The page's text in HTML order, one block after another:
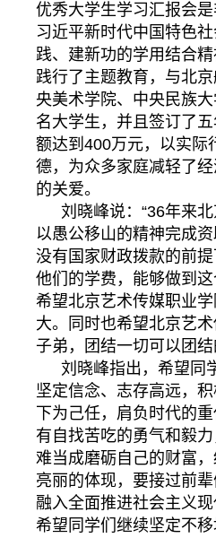
优秀大学生学习汇报会
习近平新时代中国特色
践、建新功的学用结合
践行了主题教育，与北
央美术学院、中央民族
名大学生，并且签订了
额达到400万元，以实际
德，为众多家庭减轻了
的关爱。
刘晓峰说：“36年来
以愚公移山的精神完成
没有国家财政拨款的前
他们的学费，能够做到
希望北京艺术传媒职业
大。同时也希望北京艺
子弟，团结一切可以团
刘晓峰指出，希望同
坚定信念、志存高远，
下为己任，肩负时代的
有自找苦吃的勇气和毅
难当成磨砺自己的财富
亮丽的体现，要接过前
融入全面推进社会主义
希望同学们继续坚定不